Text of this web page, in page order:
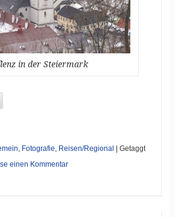
in der Steiermark
, Fotografie, Reisen/Regional
Getaggt
einen Kommentar